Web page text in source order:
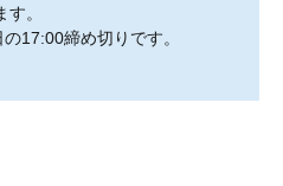
す。
17:00締め切りです。